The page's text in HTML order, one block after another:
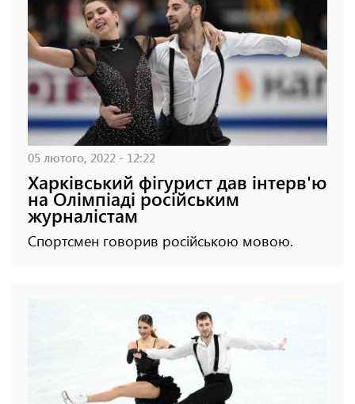
05 лютого, 2022 - 12:22
Харківський фігурист дав інтерв'ю
на Олімпіаді російським
журналістам
Спортсмен говорив російською мовою.